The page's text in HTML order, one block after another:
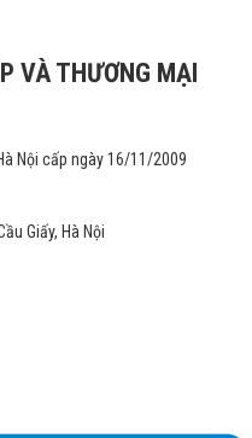
VÀ THƯƠNG MẠI
Nội cấp ngày 16/11/2009
Giấy, Hà Nội